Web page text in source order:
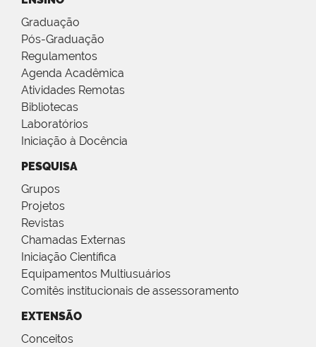
Graduação
Pós-Graduação
Regulamentos
Agenda Acadêmica
Atividades Remotas
Bibliotecas
Laboratórios
Iniciação à Docência
PESQUISA
Grupos
Projetos
Revistas
Chamadas Externas
Iniciação Científica
Equipamentos Multiusuários
Comitês institucionais de assessoramento
EXTENSÃO
Conceitos